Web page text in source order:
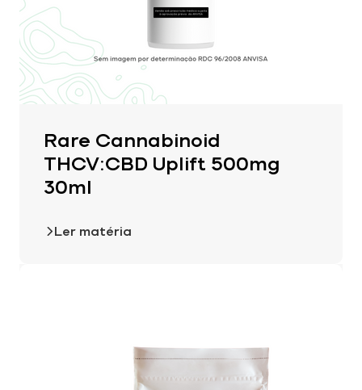
Rare Cannabinoid
THCV:CBD Uplift 500mg
30ml
Ler matéria